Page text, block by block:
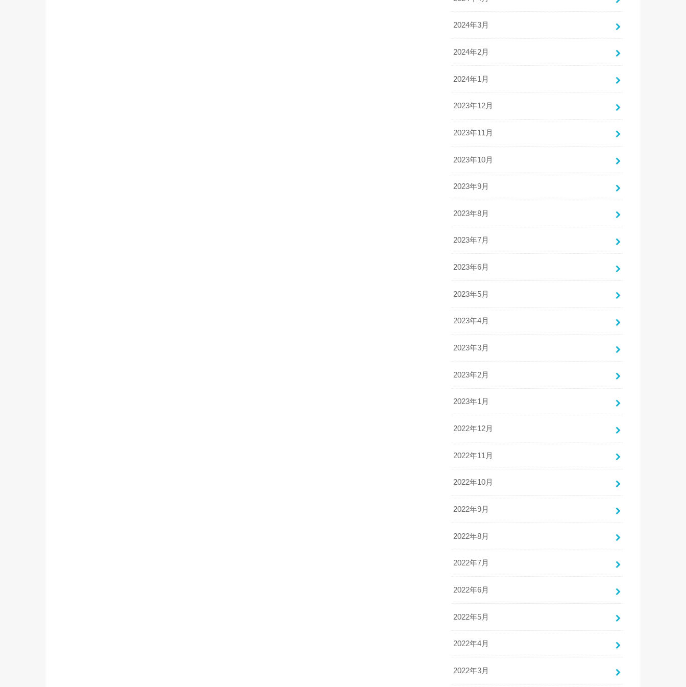
2024年3月
2024年2月
2024年1月
2023年12月
2023年11月
2023年10月
2023年9月
2023年8月
2023年7月
2023年6月
2023年5月
2023年4月
2023年3月
2023年2月
2023年1月
2022年12月
2022年11月
2022年10月
2022年9月
2022年8月
2022年7月
2022年6月
2022年5月
2022年4月
2022年3月